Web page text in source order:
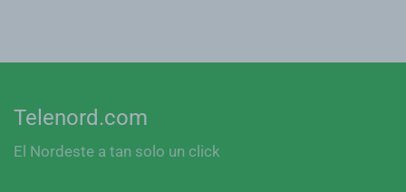
Telenord.com
El Nordeste a tan solo un click